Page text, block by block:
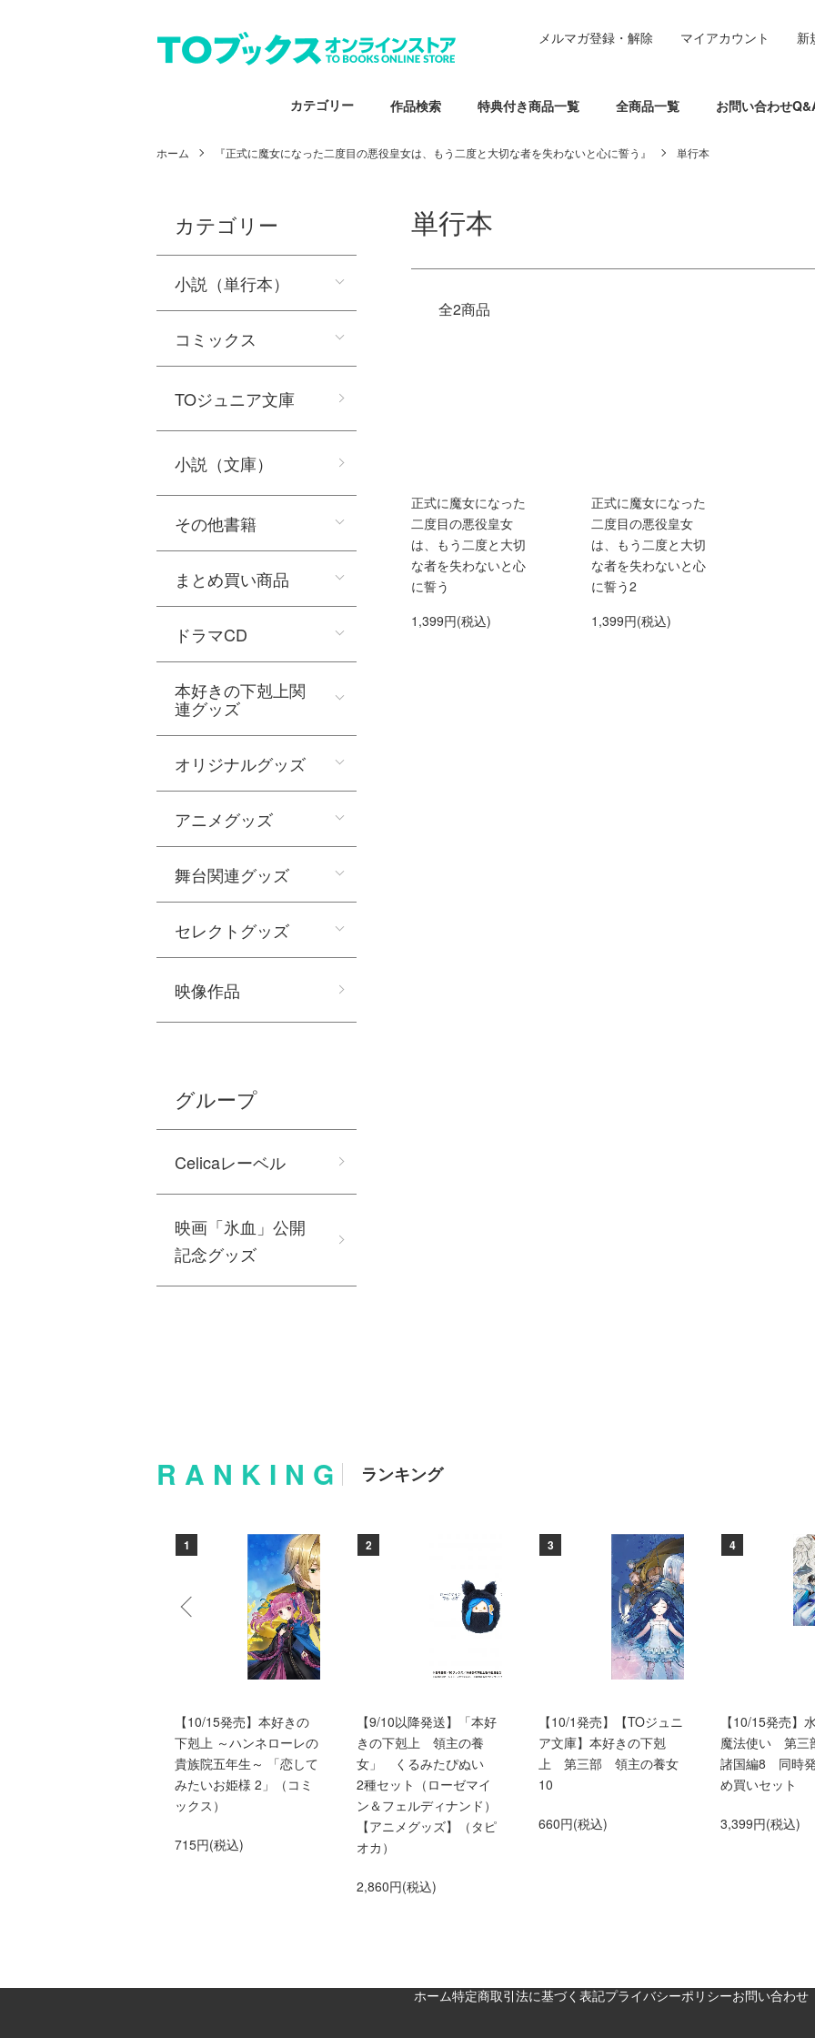
カテゴリー 作品検索 特典付き商品一覧 全商品一覧 お問い合わせ
メルマガ登録・解除 マイアカウント 新
ホーム 『正式に魔女になった二度目の悪役皇女は、もう二度と大切な者を失わないと心に誓う』 単行本
単行本
全2商品
正式に魔女になった
二度目の悪役皇女
は、もう二度と大切
な者を失わないと心
に誓う
1,399円(税込)
正式に魔女になった
二度目の悪役皇女
は、もう二度と大切
な者を失わないと心
に誓う2
1,399円(税込)
カテゴリー
小説（単行本）
コミックス
TOジュニア文庫
小説（文庫）
その他書籍
まとめ買い商品
ドラマCD
本好きの下剋上関
連グッズ
オリジナルグッズ
アニメグッズ
舞台関連グッズ
セレクトグッズ
映像作品
グループ
Celicaレーベル
映画「氷血」公開
記念グッズ
RANKING ランキング
1
【10/15発売】本好きの
下剋上 ～ハンネローレの
貴族院五年生～ 「恋して
みたいお姫様 2」（コミ
ックス）
715円(税込)
2
【9/10以降発送】「本好
きの下剋上 領主の養
女」 くるみたぴぬい
2種セット（ローゼマイ
ン＆フェルディナンド）
【アニメグッズ】（タピ
オカ）
2,860円(税込)
3
【10/1発売】【TOジュニ
ア文庫】本好きの下剋
上 第三部 領主の養女
10
660円(税込)
4
【10/15発売】
魔法使い 第
諸国編8 同時
め買いセット
3,399円(税込)
ホーム特定商取引法に基づく表記プライバシーポリシーお問い合わせ